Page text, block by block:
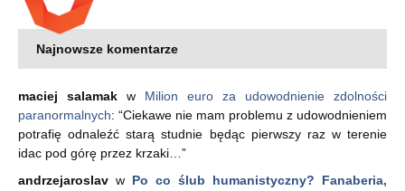
Najnowsze komentarze
maciej salamak w Milion euro za udowodnienie zdolności
paranormalnych: “Ciekawe nie mam problemu z udowodnieniem
potrafię odnaleźć starą studnie będąc pierwszy raz w terenie
idac pod górę przez krzaki… ”
andrzejaroslav w Po co ślub humanistyczny? Fanaberia,